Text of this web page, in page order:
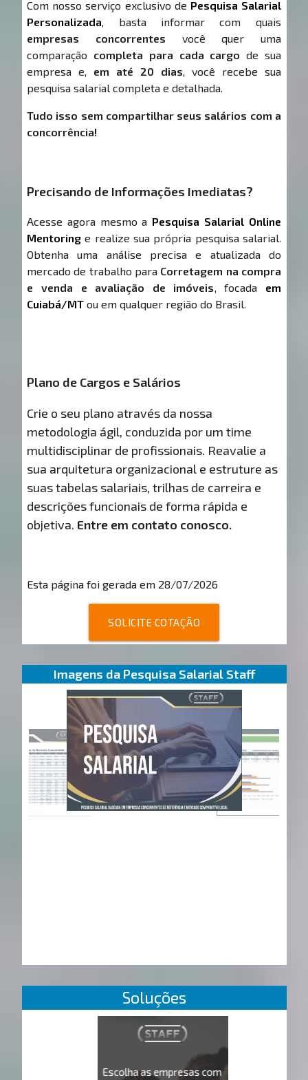
Com nosso serviço exclusivo de Pesquisa Salarial
Personalizada, basta informar com quais
empresas concorrentes você quer uma
comparação completa para cada cargo de sua
empresa e, em até 20 dias, você recebe sua
pesquisa salarial completa e detalhada.
Tudo isso sem compartilhar seus salários com a
concorrência!
Precisando de Informações Imediatas?
Acesse agora mesmo a Pesquisa Salarial Online
Mentoring e realize sua própria pesquisa salarial.
Obtenha uma análise precisa e atualizada do
mercado de trabalho para Corretagem na compra
e venda e avaliação de imóveis, focada em
Cuiabá/MT ou em qualquer região do Brasil.
Plano de Cargos e Salários
Crie o seu plano através da nossa
metodologia ágil, conduzida por um time
multidisciplinar de profissionais. Reavalie a
sua arquitetura organizacional e estruture as
suas tabelas salariais, trilhas de carreira e
descrições funcionais de forma rápida e
objetiva. Entre em contato conosco.
Esta página foi gerada em 28/07/2026
SOLICITE COTAÇÃO
Imagens da Pesquisa Salarial Staff
Soluções
Escolha as empresas com